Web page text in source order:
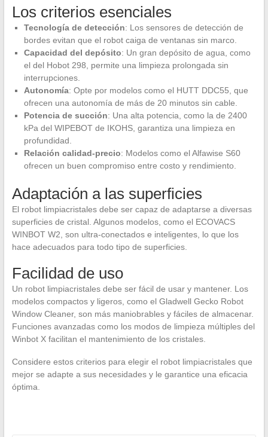
Los criterios esenciales
Tecnología de detección: Los sensores de detección de
bordes evitan que el robot caiga de ventanas sin marco.
Capacidad del depósito: Un gran depósito de agua, como
el del Hobot 298, permite una limpieza prolongada sin
interrupciones.
Autonomía: Opte por modelos como el HUTT DDC55, que
ofrecen una autonomía de más de 20 minutos sin cable.
Potencia de succión: Una alta potencia, como la de 2400
kPa del WIPEBOT de IKOHS, garantiza una limpieza en
profundidad.
Relación calidad-precio: Modelos como el Alfawise S60
ofrecen un buen compromiso entre costo y rendimiento.
Adaptación a las superficies
El robot limpiacristales debe ser capaz de adaptarse a diversas
superficies de cristal. Algunos modelos, como el ECOVACS
WINBOT W2, son ultra-conectados e inteligentes, lo que los
hace adecuados para todo tipo de superficies.
Facilidad de uso
Un robot limpiacristales debe ser fácil de usar y mantener. Los
modelos compactos y ligeros, como el Gladwell Gecko Robot
Window Cleaner, son más maniobrables y fáciles de almacenar.
Funciones avanzadas como los modos de limpieza múltiples del
Winbot X facilitan el mantenimiento de los cristales.
Considere estos criterios para elegir el robot limpiacristales que
mejor se adapte a sus necesidades y le garantice una eficacia
óptima.